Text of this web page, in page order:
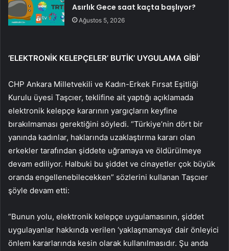
Asırlık Gece saat kaçta başlıyor?
Ağustos 5, 2026
‘ELEKTRONİK KELEPÇELER’ BUTİK’ UYGULAMA GİBİ’
CHP Ankara Milletvekili ve Kadın-Erkek Fırsat Eşitliği
Kurulu üyesi Taşcıer, teklifine ait yaptığı açıklamada
elektronik kelepçe kararının yargıçların keyfine
bırakılmaması gerektiğini söyledi. “Türkiye’nin dört bir
yanında kadınlar, haklarında uzaklaştırma kararı olan
erkekler tarafından şiddete uğramaya ve öldürülmeye
devam ediliyor. Halbuki bu şiddet ve cinayetler çok büyük
oranda engellenebilecekken” sözlerini kullanan Taşcıer
şöyle devam etti:
“Bunun yolu, elektronik kelepçe uygulamasının, şiddet
uygulayanlar hakkında verilen ‘yaklaşmamaya’ dair önleyici
önlem kararlarında kesin olarak kullanılmasıdır. Şu anda